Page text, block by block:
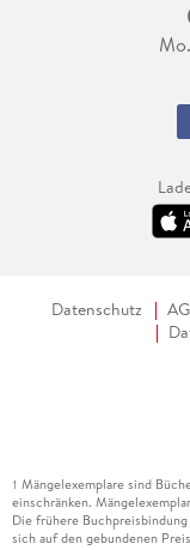
Datenschutz
1 Mängelexemplare sind
einschränken.
Die frühere
sich auf den gebundenen